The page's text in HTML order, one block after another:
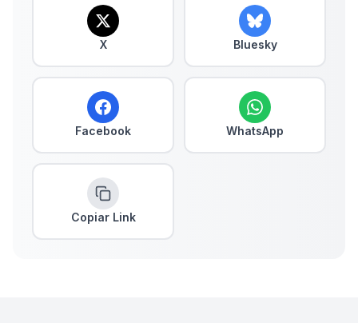
X Bluesky
Facebook WhatsApp
Copiar Link